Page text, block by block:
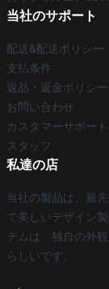
当社のサポート
配送&配送ポリシー
支払条件
返品・返金ポリシー
お問い合わせ
カスタマーサポー
スタッフ
私達の店
当社の製品は、最
で美しいデザイン
テムは、独自の外
らしいです。